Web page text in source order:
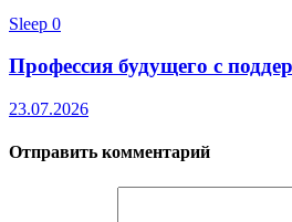
Sleep 0
Профессия будущего с
23.07.2026
Отправить комментарий